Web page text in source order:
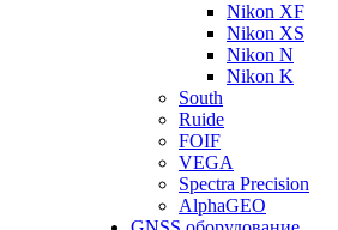
Nikon XF
Nikon XS
Nikon N
Nikon K
South
Ruide
FOIF
VEGA
Spectra Precision
AlphaGEO